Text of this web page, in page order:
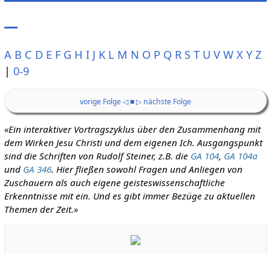
A B C D E F G H I J K L M N O P Q R S T U V W X Y Z
| 0-9
vorige Folge ◁■▷ nächste Folge
«Ein interaktiver Vortragszyklus über den Zusammenhang mit
dem Wirken Jesu Christi und dem eigenen Ich. Ausgangspunkt
sind die Schriften von Rudolf Steiner, z.B. die GA 104, GA 104a
und GA 346. Hier fließen sowohl Fragen und Anliegen von
Zuschauern als auch eigene geisteswissenschaftliche
Erkenntnisse mit ein. Und es gibt immer Bezüge zu aktuellen
Themen der Zeit.»